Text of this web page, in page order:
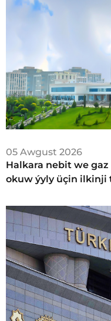
05 Awgust 2026
Halkara nebit we
okuw ýyly üçin ilkinji